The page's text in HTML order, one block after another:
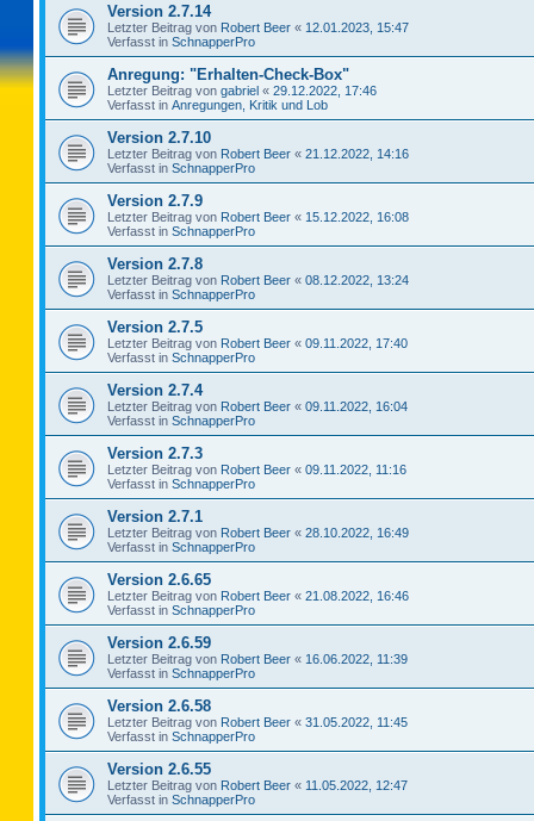
Version 2.7.14
Letzter Beitrag von Robert Beer « 12.01.2023, 15:47
Verfasst in SchnapperPro
Anregung: "Erhalten-Check-Box"
Letzter Beitrag von gabriel « 29.12.2022, 17:46
Verfasst in Anregungen, Kritik und Lob
Version 2.7.10
Letzter Beitrag von Robert Beer « 21.12.2022, 14:16
Verfasst in SchnapperPro
Version 2.7.9
Letzter Beitrag von Robert Beer « 15.12.2022, 16:08
Verfasst in SchnapperPro
Version 2.7.8
Letzter Beitrag von Robert Beer « 08.12.2022, 13:24
Verfasst in SchnapperPro
Version 2.7.5
Letzter Beitrag von Robert Beer « 09.11.2022, 17:40
Verfasst in SchnapperPro
Version 2.7.4
Letzter Beitrag von Robert Beer « 09.11.2022, 16:04
Verfasst in SchnapperPro
Version 2.7.3
Letzter Beitrag von Robert Beer « 09.11.2022, 11:16
Verfasst in SchnapperPro
Version 2.7.1
Letzter Beitrag von Robert Beer « 28.10.2022, 16:49
Verfasst in SchnapperPro
Version 2.6.65
Letzter Beitrag von Robert Beer « 21.08.2022, 16:46
Verfasst in SchnapperPro
Version 2.6.59
Letzter Beitrag von Robert Beer « 16.06.2022, 11:39
Verfasst in SchnapperPro
Version 2.6.58
Letzter Beitrag von Robert Beer « 31.05.2022, 11:45
Verfasst in SchnapperPro
Version 2.6.55
Letzter Beitrag von Robert Beer « 11.05.2022, 12:47
Verfasst in SchnapperPro